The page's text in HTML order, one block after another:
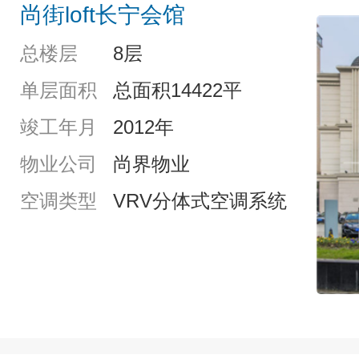
尚街loft长宁会馆
总楼层
8层
单层面积
总面积14422平
竣工年月
2012年
物业公司
尚界物业
空调类型
VRV分体式空调系统